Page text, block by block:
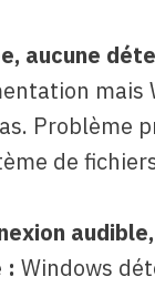
aucune
mais
Problème
de
: Windows